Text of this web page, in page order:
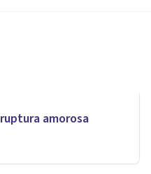
amorosa